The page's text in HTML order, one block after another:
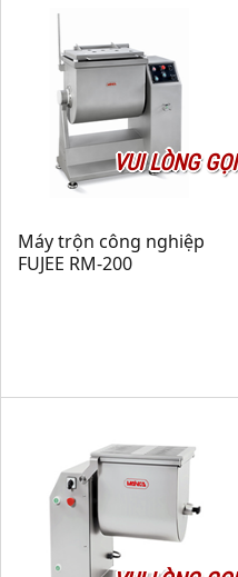
VUI LÒNG GỌI
Máy trộn công nghiệp
FUJEE RM-200